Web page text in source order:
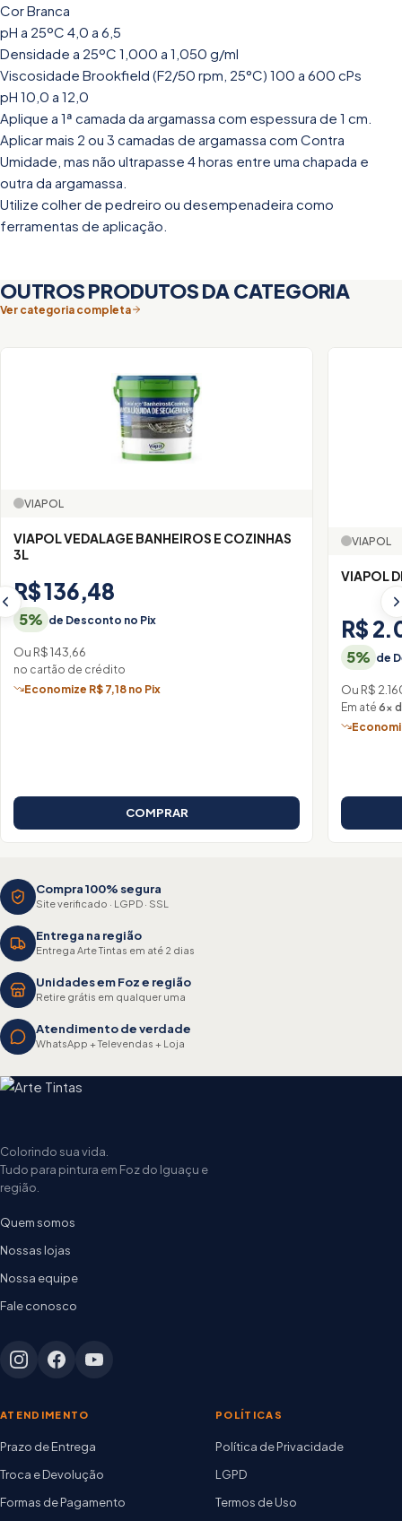
Cor Branca
pH a 25ºC 4,0 a 6,5
Densidade a 25ºC 1,000 a 1,050 g/ml
Viscosidade Brookfield (F2/50 rpm, 25°C) 100 a 600 cPs
pH 10,0 a 12,0
Aplique a 1ª camada da argamassa com espessura de 1 cm.
Aplicar mais 2 ou 3 camadas de argamassa com Contra
Umidade, mas não ultrapasse 4 horas entre uma chapada e
outra da argamassa.
Utilize colher de pedreiro ou desempenadeira como
ferramentas de aplicação.
OUTROS PRODUTOS DA CATEGORIA
Ver categoria completa
VIAPOL
VIAPOL VEDALAGE BANHEIROS E COZINHAS
3L
R$ 136,48
5% de Desconto no Pix
Ou R$ 143,66
no cartão de crédito
Economize R$ 7,18 no Pix
COMPRAR
VIAPOL
VIAPOL
R$
5% de
Ou R$
Em até6×
Compra 100% segura
Site verificado · LGPD · SSL
Entrega na região
Entrega Arte Tintas em até 2 dias
Unidades em Foz e região
Retire grátis em qualquer uma
Atendimento de verdade
WhatsApp + Televendas + Loja
Colorindo sua vida.
Tudo para pintura em Foz do Iguaçu e
região.
Quem somos
Nossas lojas
Nossa equipe
Fale conosco
ATENDIMENTO
Prazo de Entrega
Troca e Devolução
Formas de Pagamento
POLÍTICAS
Política de Privacidade
LGPD
Termos de Uso